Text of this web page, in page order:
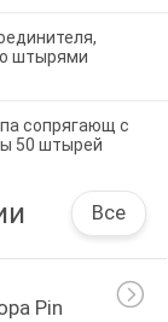
штырями
сопрягающ с
50 штырей
Все
Pin